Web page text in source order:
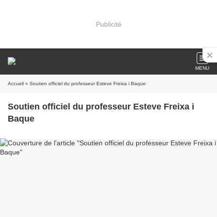
Publicité
MENU
Accueil » Soutien officiel du professeur Esteve Freixa i Baque
Soutien officiel du professeur Esteve Freixa i
Baque